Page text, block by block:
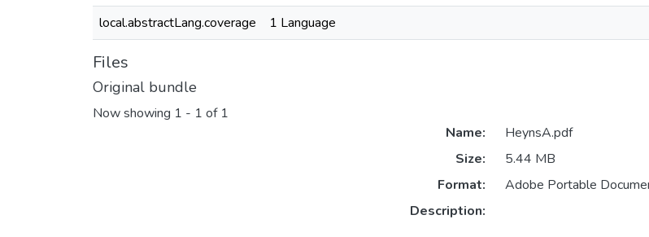
local.abstractLang.coverage
1 Language
Files
Original bundle
Now showing 1 - 1 of 1
Name:
HeynsA.pdf
Size:
5.44 MB
Format:
Adobe Portable
Description: